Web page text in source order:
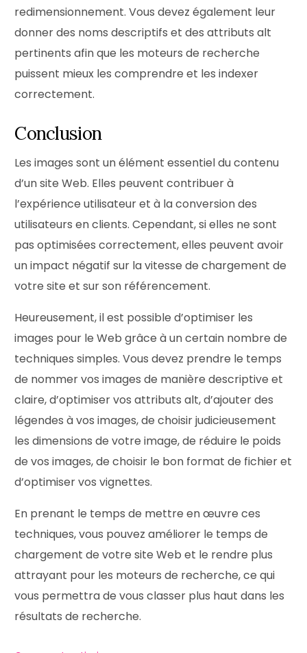
redimensionnement. Vous devez également leur
donner des noms descriptifs et des attributs alt
pertinents afin que les moteurs de recherche
puissent mieux les comprendre et les indexer
correctement.
Conclusion
Les images sont un élément essentiel du contenu
d’un site Web. Elles peuvent contribuer à
l’expérience utilisateur et à la conversion des
utilisateurs en clients. Cependant, si elles ne sont
pas optimisées correctement, elles peuvent avoir
un impact négatif sur la vitesse de chargement de
votre site et sur son référencement.
Heureusement, il est possible d’optimiser les
images pour le Web grâce à un certain nombre de
techniques simples. Vous devez prendre le temps
de nommer vos images de manière descriptive et
claire, d’optimiser vos attributs alt, d’ajouter des
légendes à vos images, de choisir judicieusement
les dimensions de votre image, de réduire le poids
de vos images, de choisir le bon format de fichier et
d’optimiser vos vignettes.
En prenant le temps de mettre en œuvre ces
techniques, vous pouvez améliorer le temps de
chargement de votre site Web et le rendre plus
attrayant pour les moteurs de recherche, ce qui
vous permettra de vous classer plus haut dans les
résultats de recherche.